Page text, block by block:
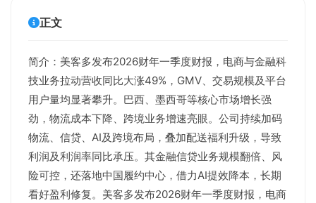
正文
简介：美客多发布2026财年一季度财报，电商与金融科
技业务拉动营收同比大涨49%，GMV、交易规模及平台
用户量均显著攀升。巴西、墨西哥等核心市场增长强
劲，物流成本下降、跨境业务增速亮眼。公司持续加码
物流、信贷、AI及跨境布局，叠加配送福利升级，导致
利润及利润率同比承压。其金融信贷业务规模翻倍、风
险可控，还落地中国履约中心，借力AI提效降本，长期
看好盈利修复。美客多发布2026财年一季度财报，电商